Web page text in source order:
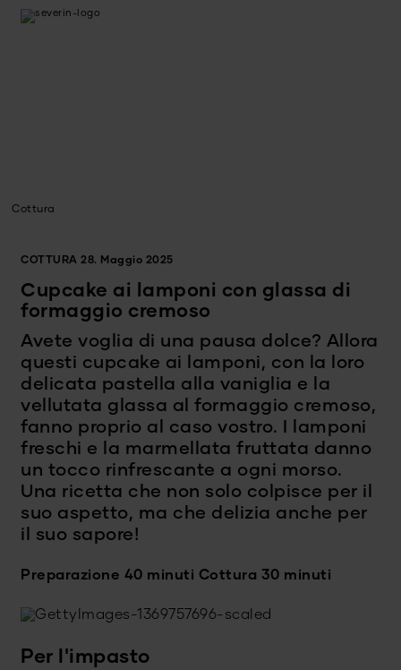
Cottura
COTTURA 28. Maggio 2025
Cupcake ai lamponi con glassa di
formaggio cremoso
Avete voglia di una pausa dolce? Allora
questi cupcake ai lamponi, con la loro
delicata pastella alla vaniglia e la
vellutata glassa al formaggio cremoso,
fanno proprio al caso vostro. I lamponi
freschi e la marmellata fruttata danno
un tocco rinfrescante a ogni morso.
Una ricetta che non solo colpisce per il
suo aspetto, ma che delizia anche per
il suo sapore!
Preparazione 40 minuti Cottura 30 minuti
Per l'impasto